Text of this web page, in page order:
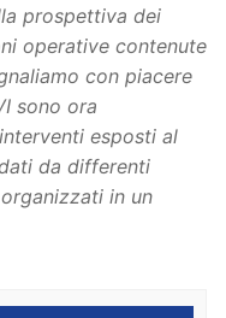
prospettiva dei
operative contenute
con piacere
sono ora
esposti al
da differenti
in un